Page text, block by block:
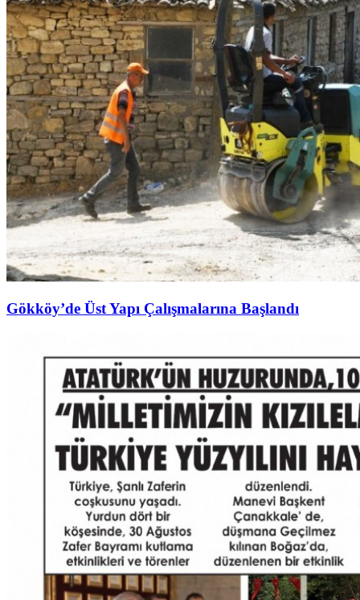
Gökköy’de Üst Yapı Çalışmalarına Başlandı